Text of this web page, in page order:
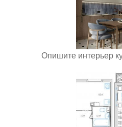
Опишите интерьер